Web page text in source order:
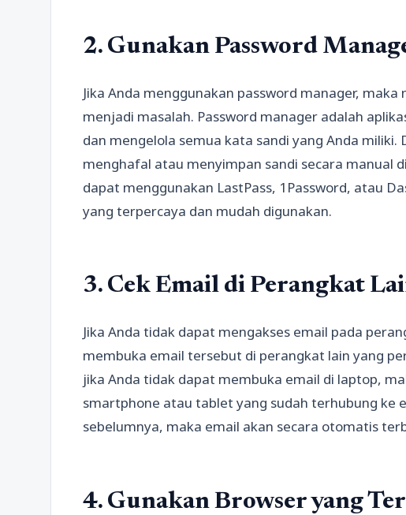
2. Gunakan Password
Jika Anda menggunakan password manager,
menjadi masalah. Password manager adalah
dan mengelola semua kata sandi yang Anda
menghafal atau menyimpan sandi secara manual
dapat menggunakan LastPass, 1Password, atau
yang terpercaya dan mudah digunakan.
3. Cek Email di Perangkat
Jika Anda tidak dapat mengakses email pada
membuka email tersebut di perangkat lain yang
jika Anda tidak dapat membuka email di laptop,
smartphone atau tablet yang sudah terhubung ke
sebelumnya, maka email akan secara otomatis
4. Gunakan Browser yang